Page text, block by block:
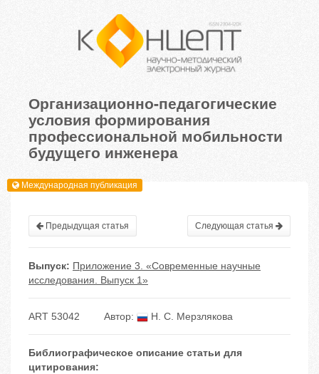
Организационно-педагогические
условия формирования
профессиональной мобильности
будущего инженера
Международная публикация
Предыдущая статья Следующая статья
Выпуск: Приложение 3. «Современные научные
исследования. Выпуск 1»
ART 53042 Автор: Н. С. Мерзлякова
Библиографическое описание статьи для
цитирования: